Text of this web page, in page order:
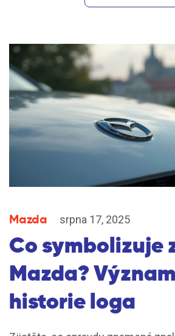
Mazda srpna 17, 2025
Co symbolizuje
Mazda?
historie loga